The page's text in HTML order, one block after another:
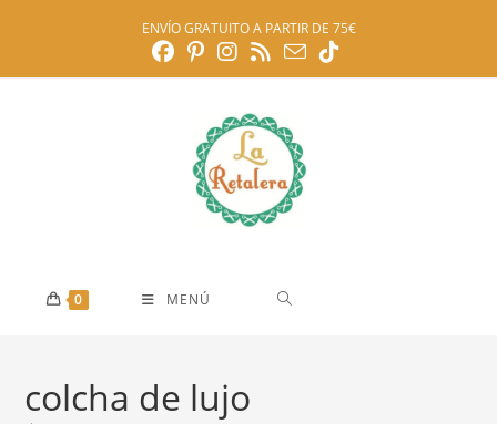
ENVÍO GRATUITO A PARTIR DE 75€
0 MENÚ
colcha de lujo